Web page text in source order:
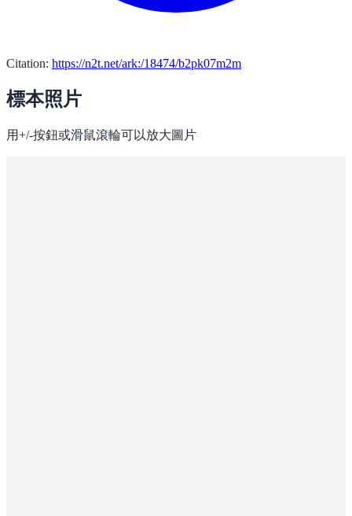
Citation: https://n2t.net/ark:/18474/b2pk07m2m
標本照片
用+/-按鈕或滑鼠滾輪可以放大圖片